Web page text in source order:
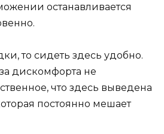
останавливается
то сидеть здесь удобно.
дискомфорта не
что здесь выведена
постоянно мешает